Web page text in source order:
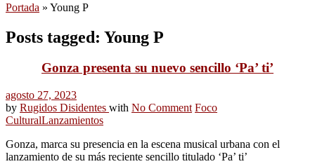
Portada » Young P
Posts tagged: Young P
Gonza presenta su nuevo sencillo ‘Pa’ ti’
agosto 27, 2023
by Rugidos Disidentes with No Comment Foco
CulturalLanzamientos
Gonza, marca su presencia en la escena musical urbana con el
lanzamiento de su más reciente sencillo titulado ‘Pa’ ti’